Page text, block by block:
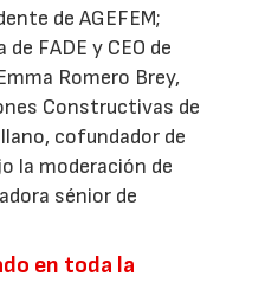
de AGEFEM;
FADE y CEO de
Romero Brey,
Constructivas de
cofundador de
la moderación de
sénior de
en toda la